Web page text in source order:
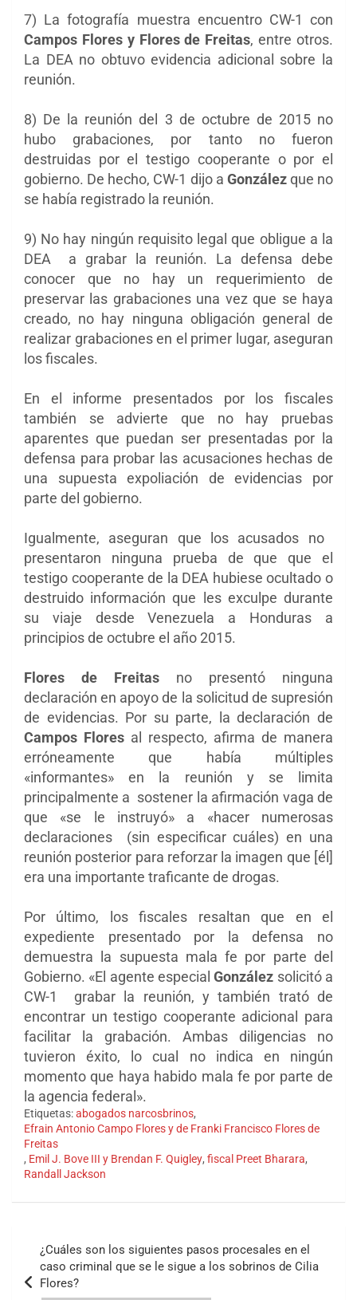
7) La fotografía muestra encuentro CW-1 con
Campos Flores y Flores de Freitas, entre otros.
La DEA no obtuvo evidencia adicional sobre la
reunión.
8) De la reunión del 3 de octubre de 2015 no
hubo grabaciones, por tanto no fueron
destruidas por el testigo cooperante o por el
gobierno. De hecho, CW-1 dijo a Gonzálezque no
se había registrado la reunión.
9) No hay ningún requisito legal que obligue a la
DEA a grabar la reunión. La defensa debe
conocer que no hay un requerimiento de
preservar las grabaciones una vez que se haya
creado, no hay ninguna obligación general de
realizar grabaciones en el primer lugar, aseguran
los fiscales.
En el informe presentados por los fiscales
también se advierte que no hay pruebas
aparentes que puedan ser presentadas por la
defensa para probar las acusaciones hechas de
una supuesta expoliación de evidencias por
parte del gobierno.
Igualmente, aseguran que
los acusados no ​​
presentaron ninguna prueba de que que el
testigo cooperante de la DEA hubiese ocultado o
destruido información que les exculpe durante
su viaje desde Venezuela a Honduras a
principios de octubre el año 2015.
Flores de Freitas no presentó ninguna
declaración en apoyo de la solicitud de supresión
de evidencias. Por su parte, la declaración de
Campos Flores al respecto, afirma de manera
erróneamente que había múltiples
«informantes» en la reunión y se limita
principalmente a sostener la afirmación vaga de
que «se le instruyó» a «hacer numerosas
declaraciones (sin especificar cuáles) en una
reunión posterior para reforzar la imagen que [él]
era una importante traficante de drogas.
Por último, los fiscales resaltan que en el
expediente presentado por la defensa no
demuestra la supuesta mala fe por parte del
Gobierno. «El agente especialGonzález solicitó a
CW-1 grabar la reunión, y también trató de
encontrar un testigo cooperante adicional para
facilitar la grabación. Ambas diligencias no
tuvieron éxito, lo cual no indica en ningún
momento que haya habido mala fe por parte de
la agencia federal».
Etiquetas:abogados narcosbrinos,
Efrain Antonio Campo Flores y de Franki Francisco Flores de
Freitas
, Emil J. Bove III y Brendan F. Quigley, fiscal Preet Bharara,
Randall Jackson
entradas
¿Cuáles son los siguientes pasos procesales en el
caso criminal que se le sigue a los sobrinos de Cilia
Flores?